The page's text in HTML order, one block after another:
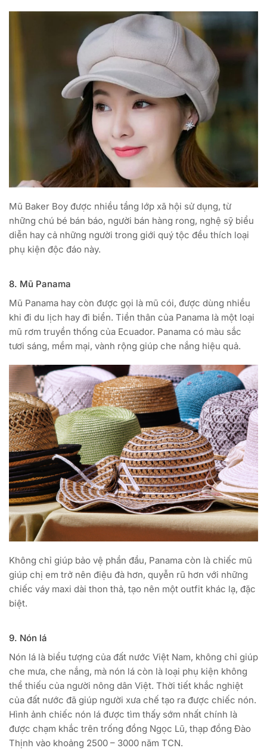
Mũ Baker Boy được nhiều tầng lớp xã hội sử dụng, từ
những chú bé bán báo, người bán hàng rong, nghệ sỹ biểu
diễn hay cả những người trong giới quý tộc đều thích loại
phụ kiện độc đáo này.
8. Mũ Panama
Mũ Panama hay còn được gọi là mũ cói, được dùng nhiều
khi đi du lịch hay đi biển. Tiền thân của Panama là một loại
mũ rơm truyền thống của Ecuador. Panama có màu sắc
tươi sáng, mềm mại, vành rộng giúp che nắng hiệu quả.
Không chỉ giúp bảo vệ phần đầu, Panama còn là chiếc mũ
giúp chị em trở nên điệu đà hơn, quyễn rũ hơn với những
chiếc váy maxi dài thon thả, tạo nên một outfit khác lạ, đặc
biệt.
9. Nón lá
Nón lá là biểu tượng của đất nước Việt Nam, không chỉ giúp
che mưa, che nắng, mà nón lá còn là loại phụ kiện không
thể thiếu của người nông dân Việt. Thời tiết khắc nghiệt
của đất nước đã giúp người xưa chế tạo ra được chiếc nón.
Hình ảnh chiếc nón lá được tìm thấy sớm nhất chính là
được chạm khắc trên trống đồng Ngọc Lũ, thạp đồng Đào
Thịnh vào khoảng 2500 – 3000 năm TCN.